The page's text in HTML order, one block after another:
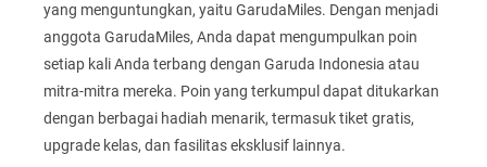
yang menguntungkan, yaitu GarudaMiles. Dengan menjadi
anggota GarudaMiles, Anda dapat mengumpulkan poin
setiap kali Anda terbang dengan Garuda Indonesia atau
mitra-mitra mereka. Poin yang terkumpul dapat ditukarkan
dengan berbagai hadiah menarik, termasuk tiket gratis,
upgrade kelas, dan fasilitas eksklusif lainnya.